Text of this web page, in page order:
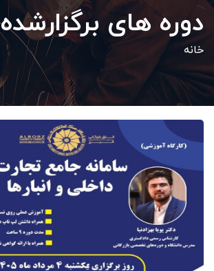
دوره های برگزارشده
خانه